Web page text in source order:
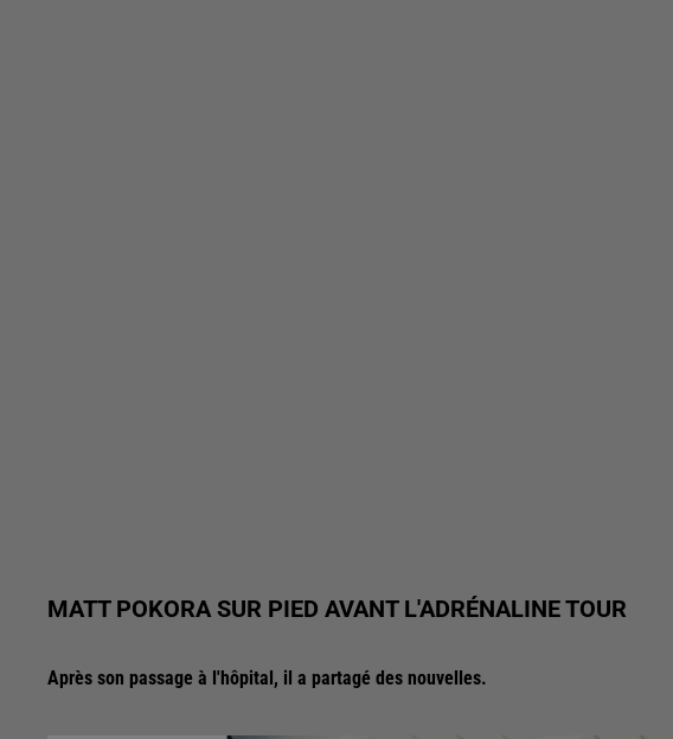
MATT POKORA SUR PIED AVANT L'ADRÉNALINE TOUR
Après son passage à l'hôpital, il a partagé des nouvelles.